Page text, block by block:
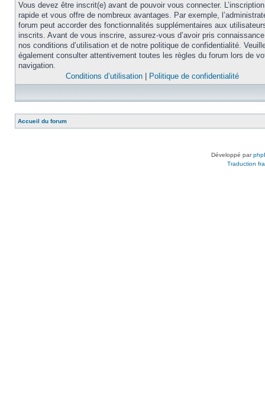
Vous devez être inscrit(e) avant de pouvoir vous connecter.
rapide et vous offre de nombreux avantages. Par exemple,
forum peut accorder des fonctionnalités supplémentaires aux
inscrits. Avant de vous inscrire, assurez-vous d’avoir pris
nos conditions d’utilisation et de notre politique de confidentialité.
également consulter attentivement toutes les règles du forum lors de
navigation.
Conditions d’utilisation
Politique de confidentialité
Accueil du forum
Développé par
Traduction